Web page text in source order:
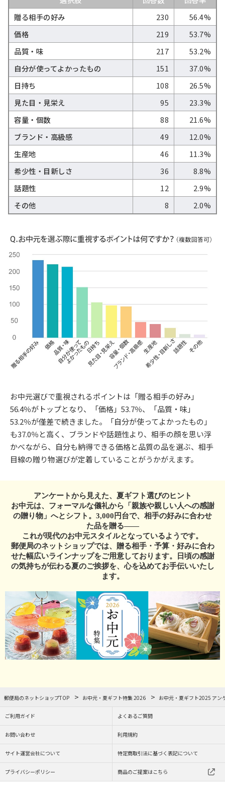
贈る相手の好み
230
56.4%
価格
219
53.7%
品質・味
217
53.2%
自分が使ってよかったもの
151
37.0%
日持ち
108
26.5%
見た目・見栄え
95
23.3%
容量・個数
88
21.6%
ブランド・高級感
49
12.0%
生産地
46
11.3%
希少性・目新しさ
36
8.8%
話題性
12
2.9%
その他
8 2.0%
お中元選びで重視されるポイントは「贈る相手の好み」
56.4％がトップとなり、「価格」53.7％、「品質・味」
53.2％が僅差で続きました。「自分が使ってよかったもの」
も37.0％と高く、ブランドや話題性より、相手の顔を思い浮
かべながら、自分も納得できる価格と品質の品を選ぶ、相手
目線の贈り物選びが定着していることがうかがえます。
アンケートから見えた、夏ギフト選びのヒント
お中元は、フォーマルな儀礼から「親族や親しい人への感謝
の贈り物」へとシフト。3,000円台で、相手の好みに合わせ
た品を贈る――
これが現代のお中元スタイルとなっているようです。
郵便局のネットショップでは、贈る相手・予算・好みに合わ
せた幅広いラインナップをご用意しております。日頃の感謝
の気持ちが伝わる夏のご挨拶を、心を込めてお手伝いいたし
ます。
郵便局のネットショップTOP お中元・夏ギフト特集 2026 お中元・夏ギフト2025 アン
ご利用ガイド よくあるご質問
お問い合わせ 利用規約
サイト運営会社について 特定商取引法に基づく表記について
プライバシーポリシー 商品のご提案はこちら